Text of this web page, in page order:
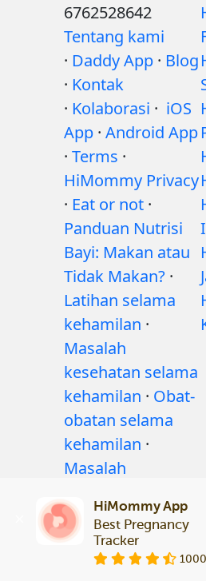
6762528642
Tentang kami
· Daddy App · Blog
· Kontak
· Kolaborasi · iOS
App · Android App
· Terms ·
HiMommy Privacy
· Eat or not ·
Panduan Nutrisi
Bayi: Makan atau
Tidak Makan? ·
Latihan selama
kehamilan ·
Masalah
kesehatan selama
kehamilan · Obat-
obatan selama
kehamilan ·
Masalah
Articles·
Kebijakan editorial
HiMommy App
Best Pregnancy
Tracker